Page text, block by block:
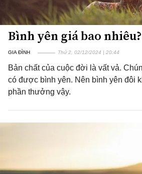
Bình yên giá bao nhiêu?
GIA ĐÌNH Thứ 2, 02/12/2024 | 20:44
Bản chất của cuộc đời là vất vả.
có được bình yên. Nên bình yên đôi
phần thưởng vậy.